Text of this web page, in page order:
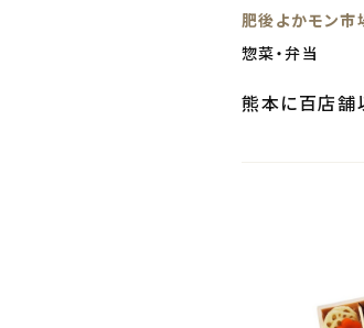
肥後よかモン市
惣菜・弁当
熊本に百店舗